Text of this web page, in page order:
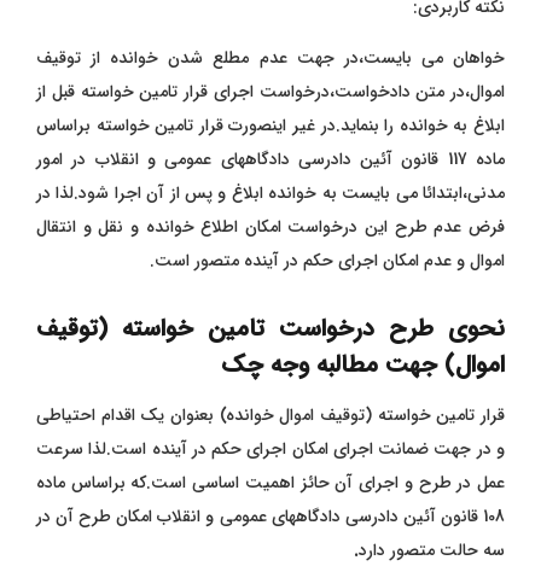
نکته کاربردی:
خواهان می بایست،در جهت عدم مطلع شدن خوانده از توقیف
اموال،در متن دادخواست،درخواست اجرای قرار تامین خواسته قبل از
ابلاغ به خوانده را بنماید.در غیر اینصورت قرار تامین خواسته براساس
ماده 117 قانون آئین دادرسی دادگاههای عمومی و انقلاب در امور
مدنی،ابتدائا می بایست به خوانده ابلاغ و پس از آن اجرا شود.لذا در
فرض عدم طرح این درخواست امکان اطلاع خوانده و نقل و انتقال
اموال و عدم امکان اجرای حکم در آینده متصور است.
نحوی طرح درخواست تامین خواسته (توقیف
اموال) جهت مطالبه وجه چک
قرار تامین خواسته (توقیف اموال خوانده) بعنوان یک اقدام احتیاطی
و در جهت ضمانت اجرای امکان اجرای حکم در آینده است.لذا سرعت
عمل در طرح و اجرای آن حائز اهمیت اساسی است.که براساس ماده
108 قانون آئین دادرسی دادگاههای عمومی و انقلاب امکان طرح آن در
سه حالت متصور دارد.